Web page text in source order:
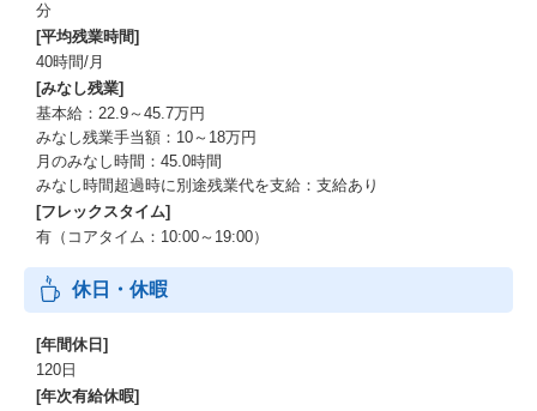
分
[平均残業時間]
40時間/月
[みなし残業]
基本給：22.9～45.7万円
みなし残業手当額：10～18万円
月のみなし時間：45.0時間
みなし時間超過時に別途残業代を支給：支給あり
[フレックスタイム]
有（コアタイム：10:00～19:00）
休日・休暇
[年間休日]
120日
[年次有給休暇]